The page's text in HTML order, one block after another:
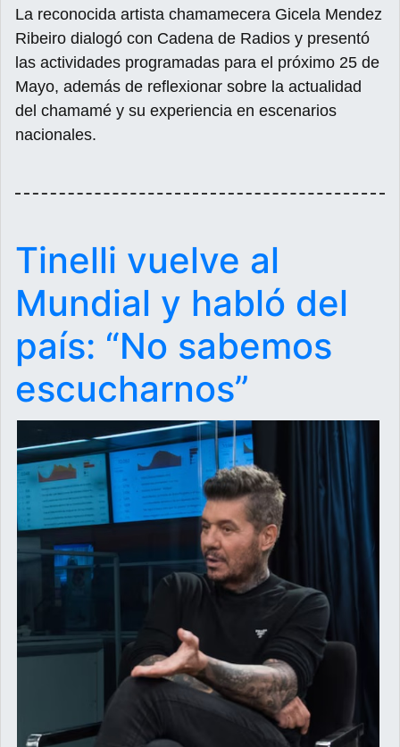
La reconocida artista chamamecera Gicela Mendez
Ribeiro dialogó con Cadena de Radios y presentó
las actividades programadas para el próximo 25 de
Mayo, además de reflexionar sobre la actualidad
del chamamé y su experiencia en escenarios
nacionales.
Tinelli vuelve al
Mundial y habló del
país: “No sabemos
escucharnos”